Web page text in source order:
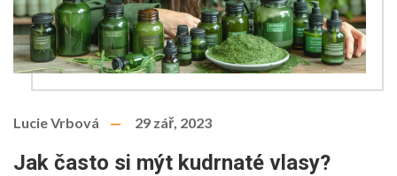
Lucie Vrbová 29 zář, 2023
Jak často si mýt kudrnaté vlasy?